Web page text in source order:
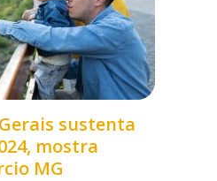
sustenta
mostra
MG